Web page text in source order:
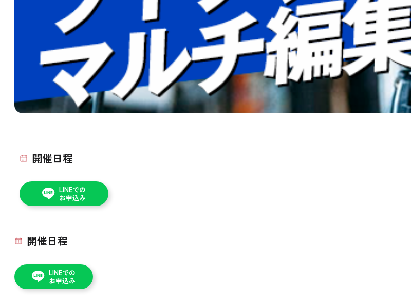
開催日程
LINEでの
お申込み
開催日程
LINEでの
お申込み